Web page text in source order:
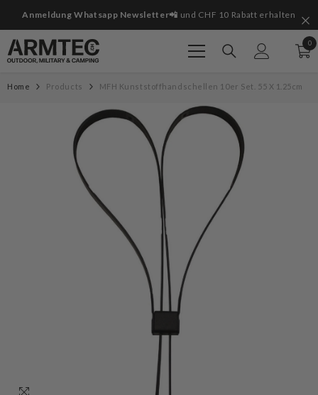
Anmeldung Whatsapp Newsletter📲 und CHF 10 Rabatt erhalten
00
Home Products MFH Kunststoffhandschellen 10er Set. 55 X 1.25cm